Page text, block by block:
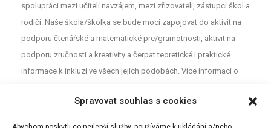
Spravovat souhlas s cookies
spolupráci mezi učiteli navzájem, mezi zřizovateli, zástupci škol a
rodiči. Naše škola/školka se bude moci zapojovat do aktivit na
podporu čtenářské a matematické pre/gramotnosti, aktivit na
podporu zručnosti a kreativity a čerpat teoretické i praktické
informace k inkluzi ve všech jejích podobách. Více informací o
vzdělávání mezi rodiči, učiteli a dalšími aktéry z Olomouce jsou